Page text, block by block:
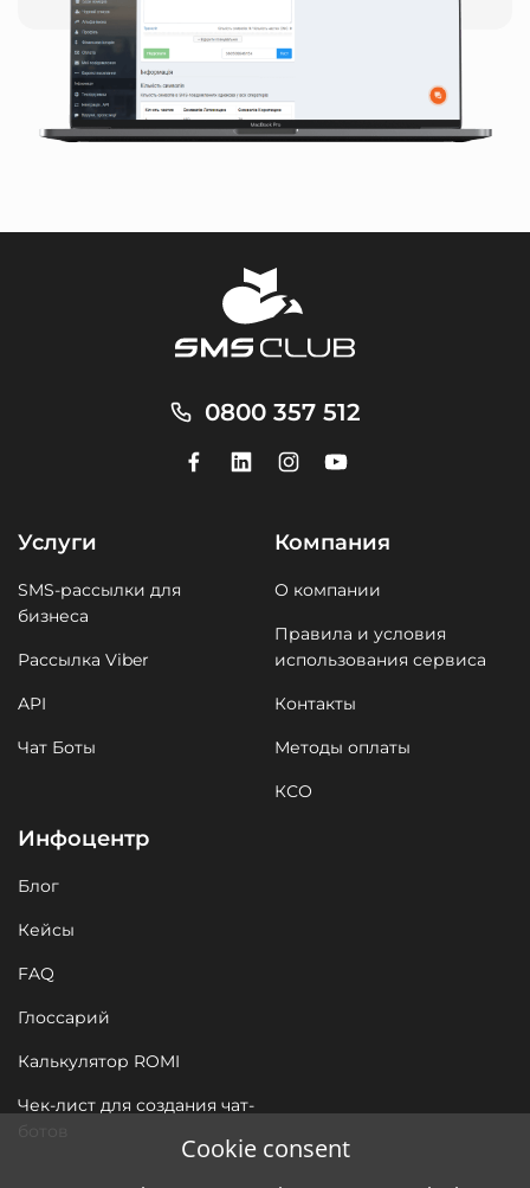
0800 357 512
Услуги
SMS-рассылки для
бизнеса
Рассылка Viber
API
Чат Боты
Компания
О компании
Правила и условия
использования сервиса
Контакты
Методы оплаты
КСО
Инфоцентр
Блог
Кейсы
FAQ
Глоссарий
Калькулятор ROMI
Чек-лист для создания чат-
Cookie consent